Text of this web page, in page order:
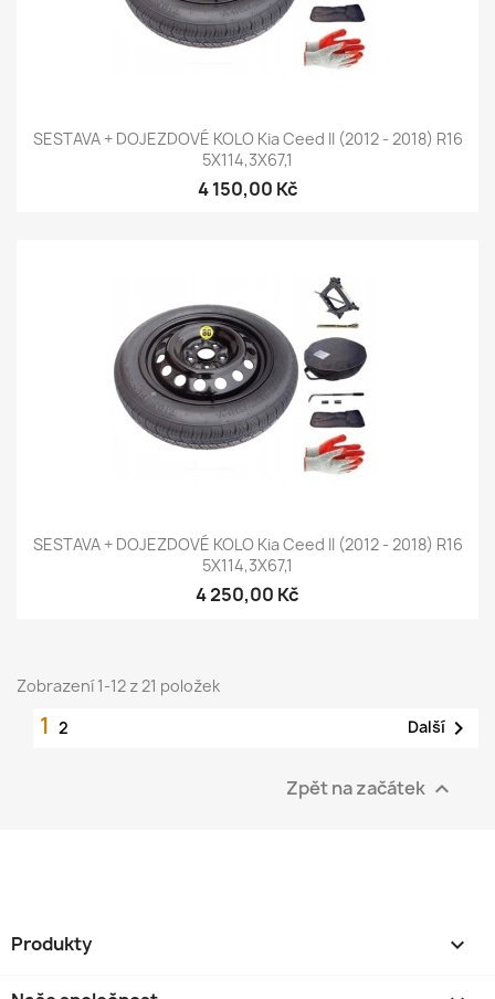
SESTAVA + DOJEZDOVÉ KOLO Kia Ceed II (2012 - 2018) R16
5X114,3X67,1
4 150,00 Kč
SESTAVA + DOJEZDOVÉ KOLO Kia Ceed II (2012 - 2018) R16
5X114,3X67,1
4 250,00 Kč
Zobrazení 1-12 z 21 položek
1 2 Další 
Zpět na začátek 
Produkty 